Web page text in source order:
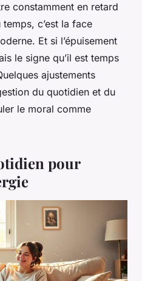
constamment en retard
c’est la face
Et si l’épuisement
le signe qu’il est temps
ajustements
du quotidien et du
le moral comme
pour